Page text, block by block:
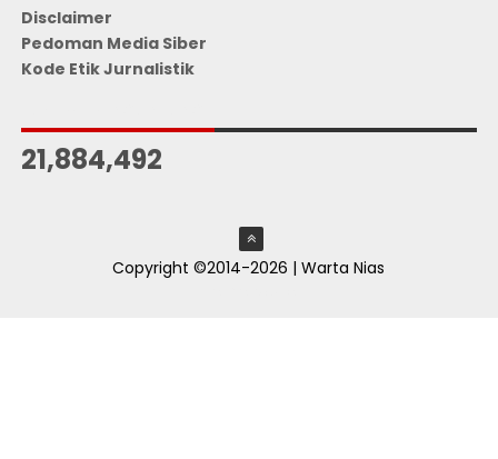
Disclaimer
Pedoman Media Siber
Kode Etik Jurnalistik
21,884,492
Copyright ©2014-2026 | Warta Nias